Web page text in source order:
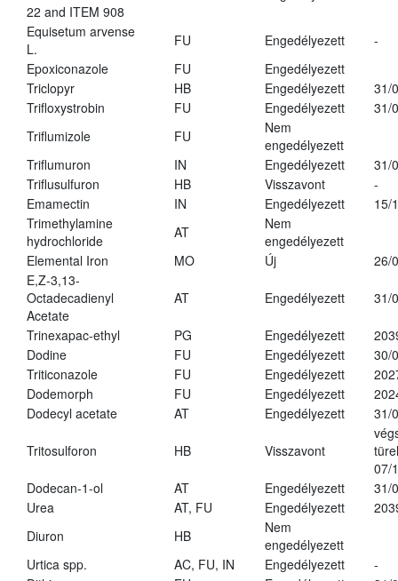
22 and ITEM 908
Equisetum arvense
L.
FU Engedélyezett
-
Epoxiconazole
FU
Engedélyezett
Triclopyr
HB Engedélyezett
31/
Trifloxystrobin
FU Engedélyezett
31/
Triflumizole
FU
Nem
engedélyezett
Triflumuron
IN Engedélyezett
31/
Triflusulfuron
HB Visszavont
-
Emamectin
IN Engedélyezett
15/
Trimethylamine
hydrochloride
AT
Nem
engedélyezett
Elemental Iron
MO Új
26/
E,Z-3,13-
Octadecadienyl
Acetate
AT Engedélyezett 31/
Trinexapac-ethyl PG Engedélyezett
Dodine
FU Engedélyezett
30/
Triticonazole
FU Engedélyezett
Dodemorph
FU Engedélyezett
Dodecyl acetate
AT Engedélyezett 31/
Tritosulforon HB Visszavont
07/
Dodecan-1-ol
AT Engedélyezett
31/
Urea
AT, FU Engedélyezett
Diuron
HB
Nem
engedélyezett
Urtica spp.
AC, FU, IN Engedélyezett
-